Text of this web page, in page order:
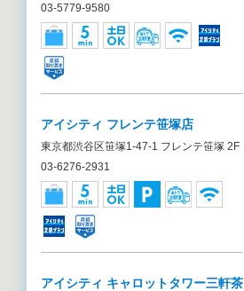
03-5779-9580
アイシティ フレンテ笹塚店
東京都渋谷区笹塚1-47-1 フレンテ笹塚 2F
03-6276-2931
アイシティ キャロットタワー三軒茶